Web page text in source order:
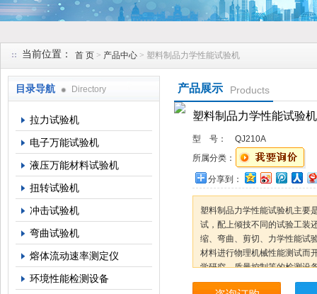
当前位置： 首 页 > 产品中心 > 塑料制品力学性能试验机
目录导航 Directory
拉力试验机
电子万能试验机
液压万能材料试验机
扭转试验机
冲击试验机
弯曲试验机
熔体流动速率测定仪
环境性能检测设备
产品展示 Products
塑料制品力学性能试验机
型 号：
QJ210A
所属分类：
分享到：
塑料制品力学性能试验机主要
试，配上倾技不同的试验工装
缩、弯曲、剪切、力学性能试
材料进行物理机械性能测试而
学研究、质量控制等的检测设